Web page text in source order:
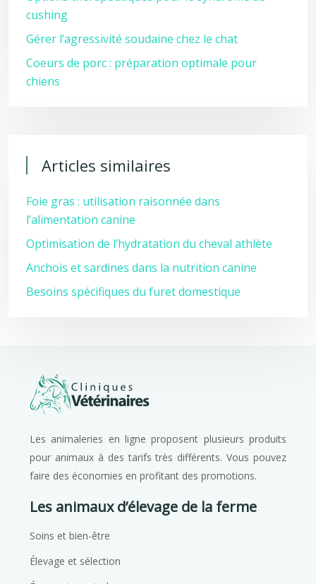
cushing
Gérer l’agressivité soudaine chez le chat
Coeurs de porc : préparation optimale pour
chiens
Articles similaires
Foie gras : utilisation raisonnée dans
l’alimentation canine
Optimisation de l’hydratation du cheval athlète
Anchois et sardines dans la nutrition canine
Besoins spécifiques du furet domestique
Les animaleries en ligne proposent plusieurs produits
pour animaux à des tarifs très différents. Vous pouvez
faire des économies en profitant des promotions.
Les animaux d’élevage de la ferme
Soins et bien-être
Élevage et sélection